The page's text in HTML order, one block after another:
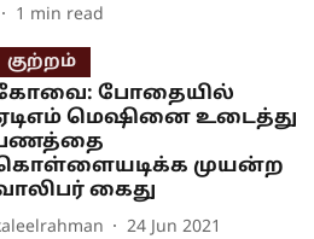
1 min read
குற்றம்
போதையில்
மெஷினை உடைத்து
முயன்ற
கைது
24 Jun 2021